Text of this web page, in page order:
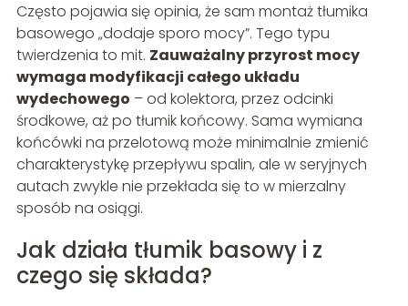
Często pojawia się opinia, że sam montaż tłumika
basowego „dodaje sporo mocy”. Tego typu
twierdzenia to mit. Zauważalny przyrost mocy
wymaga modyfikacji całego układu
wydechowego – od kolektora, przez odcinki
środkowe, aż po tłumik końcowy. Sama wymiana
końcówki na przelotową może minimalnie zmienić
charakterystykę przepływu spalin, ale w seryjnych
autach zwykle nie przekłada się to w mierzalny
sposób na osiągi.
Jak działa tłumik basowy i z
czego się składa?